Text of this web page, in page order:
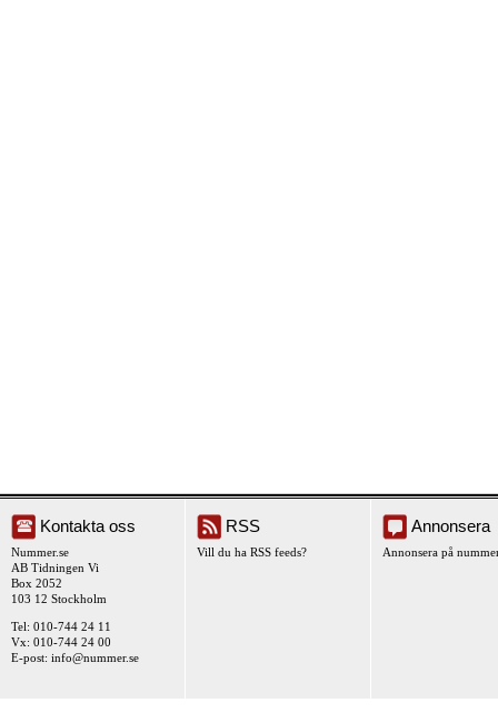
Kontakta oss
Nummer.se
AB Tidningen Vi
Box 2052
103 12 Stockholm
Tel: 010-744 24 11
Vx: 010-744 24 00
E-post: info@nummer.se
RSS
Vill du ha RSS feeds?
Annonsera
Annonsera på